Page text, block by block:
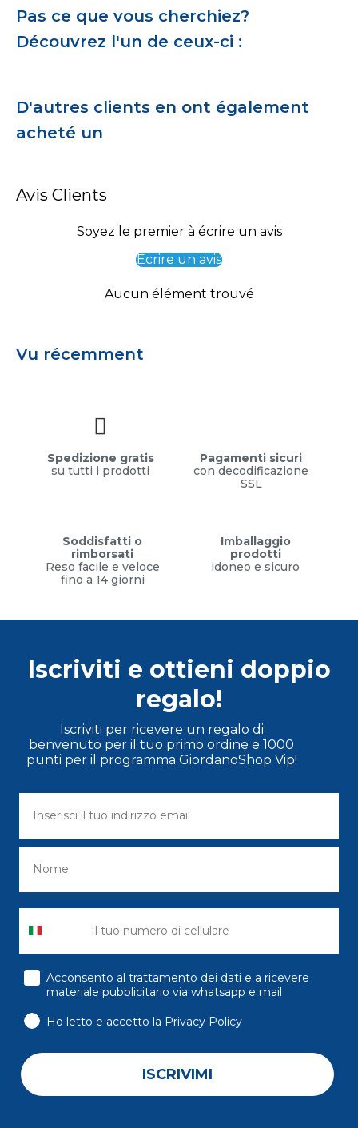
Pas ce que vous cherchiez?
Découvrez l'un de ceux-ci :
D'autres clients en ont également
acheté un
Avis Clients
Soyez le premier à écrire un avis
Écrire un avis
Aucun élément trouvé
Vu récemment
Spedizione gratis
su tutti i prodotti
Pagamenti sicuri
con decodificazione
SSL
Soddisfatti o
rimborsati
Reso facile e veloce
fino a 14 giorni
Imballaggio
prodotti
idoneo e sicuro
Iscriviti e ottieni doppio
regalo!
Iscriviti per ricevere un regalo di
benvenuto per il tuo primo ordine e 1000
punti per il programma GiordanoShop Vip!
consenso
Acconsento al trattamento dei dati e a ricevere
materiale pubblicitario via whatsapp e mail
Ho letto e accetto la Privacy Policy
ISCRIVIMI